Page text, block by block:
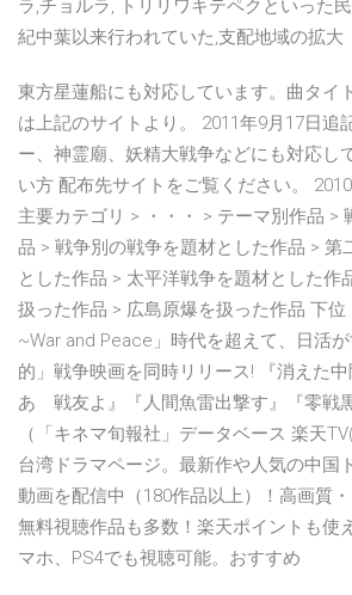
ラ,チョルラ, トリリワキテペクといった
紀中葉以来行われていた,支配地域の拡大
東方星蓮船にも対応しています。曲タイ
は上記のサイトより。 2011年9月17日追
ー、神霊廟、妖精大戦争などにも対応し
い方 配布先サイトをご覧ください。
主要カテゴリ > ・・・ > テーマ別作品 >
品 > 戦争別の戦争を題材とした作品 > 第
とした作品 > 太平洋戦争を題材とした作
扱った作品 > 広島原爆を扱った作品 下
~War and Peace」時代を超えて、日活
的」戦争映画を同時リリース! 『消えた
あゝ戦友よ』『人間魚雷出撃す』『零戦
（「キネマ旬報社」データベース 楽天
台湾ドラマページ。最新作や人気の中国
動画を配信中（180作品以上）！高画質
無料視聴作品も多数！楽天ポイントも使
マホ、PS4でも視聴可能。おすすめ